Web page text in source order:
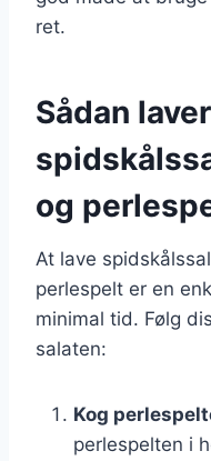
ret.
Sådan
og
At lave
perlespelt er en
minimal tid. Følg
salaten:
Kog
perlespelten i